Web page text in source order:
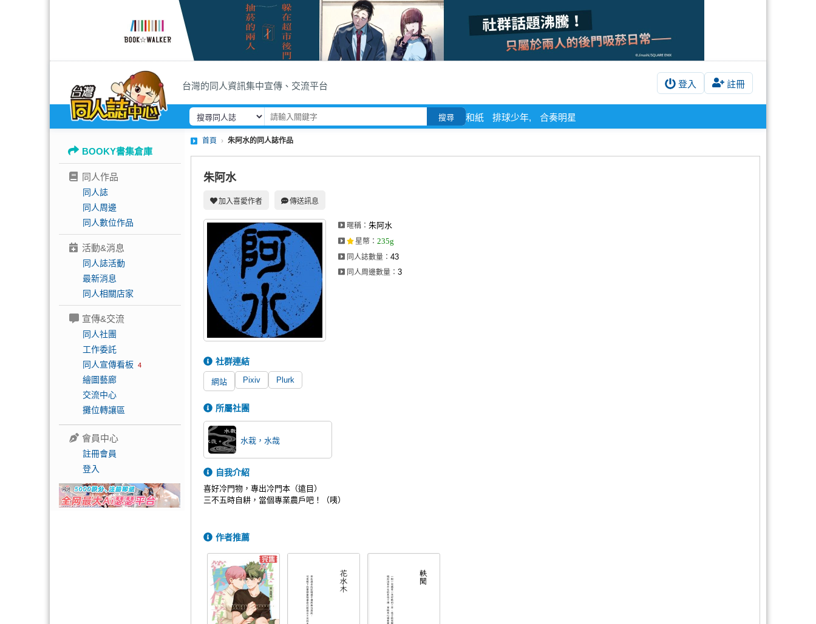
台灣的同人資訊集中宣傳、交流平台 登入 註冊
搜尋 和紙 排球少年, 合奏明星
BOOKY書集倉庫
同人作品
同人誌
同人周邊
同人數位作品
活動&消息
同人誌活動
最新消息
同人相關店家
宣傳&交流
同人社團
工作委託
同人宣傳看板 4
繪圖藝廊
交流中心
攤位轉讓區
會員中心
註冊會員
登入
首頁 朱阿水的同人誌作品
朱阿水
加入喜愛作者 傳送訊息
暱稱： 朱阿水
星幣 ： 235g
同人誌數量： 43
同人周邊數量： 3
社群連結
網站 Pixiv Plurk
所屬社團
水栽，水哉
自我介紹
喜好冷門物，專出冷門本（遠目）
三不五時自耕，當個專業農戶吧！（咦）
作者推薦